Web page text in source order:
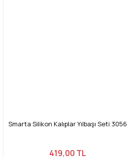
Smarta Silikon Kalıplar Yılbaşı Seti 3056
419,00 TL